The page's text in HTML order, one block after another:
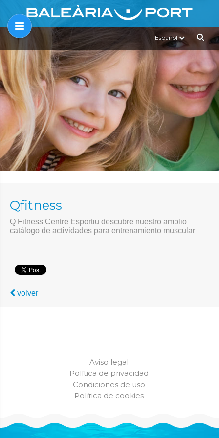
Español
Qfitness
Q Fitness Centre Esportiu descubre nuestro amplio
catálogo de actividades para entrenamiento muscular
volver
Aviso legal
Política de privacidad
Condiciones de uso
Política de cookies